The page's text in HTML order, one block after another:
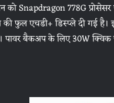
को Snapdragon 778G
की फुल एचडी+ डिस्प्ले दी गई
पावर बैकअप के लिए 30W क्विक